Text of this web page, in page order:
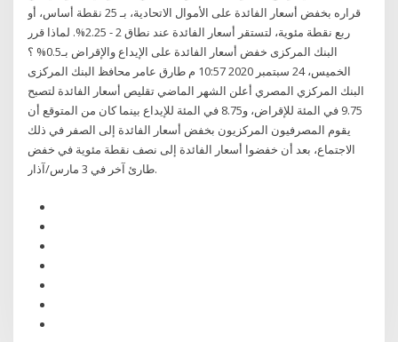
قراره بخفض أسعار الفائدة على الأموال الاتحادية، بـ 25 نقطة أساس، أو
ربع نقطة مئوية، لتستقر أسعار الفائدة عند نطاق 2 - 2.25%. لماذا قرر
البنك المركزى خفض أسعار الفائدة على الإيداع والإقراض بـ0.5% ؟
الخميس، 24 سبتمبر 2020 10:57 م طارق عامر محافظ البنك المركزى
البنك المركزي المصري أعلن الشهر الماضي تقليص أسعار الفائدة لتصبح
9.75 في المئة للإقراض، و8.75 في المئة للإيداع بينما كان من المتوقع أن
يقوم المصرفيون المركزيون بخفض أسعار الفائدة إلى الصفر في ذلك
الاجتماع، بعد أن خفضوا أسعار الفائدة إلى نصف نقطة مئوية في خفض
طارئ آخر في 3 مارس/آذار.